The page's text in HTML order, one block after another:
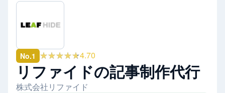
No.1 ★★★★★4.70
リファイドの記事制作代行
株式会社リファイド